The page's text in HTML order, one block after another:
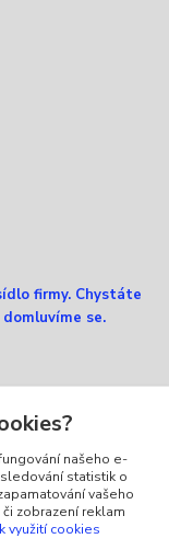
firmy. Chystáte
se.
našeho e-
statistik o
vašeho
zobrazení reklam
využití cookies